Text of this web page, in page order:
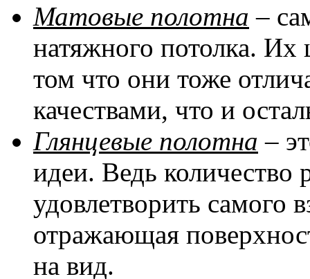
Матовые полотна –
натяжного потолка. Их
том что они тоже
качествами, что и
Глянцевые полотна –
идеи. Ведь количество
удовлетворить самого
отражающая
на вид.